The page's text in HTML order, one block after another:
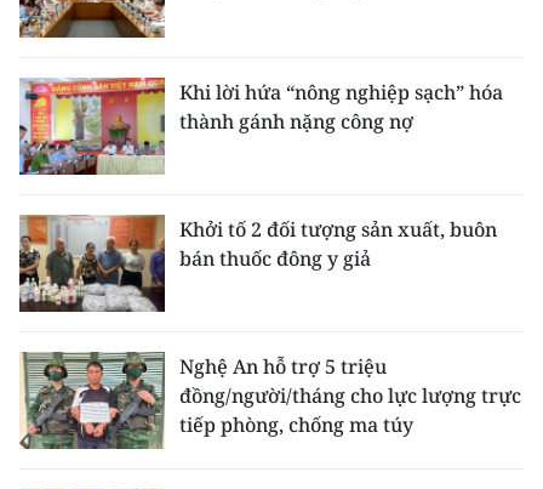
Khi lời hứa “nông nghiệp sạch” hóa
thành gánh nặng công nợ
Khởi tố 2 đối tượng sản xuất, buôn
bán thuốc đông y giả
Nghệ An hỗ trợ 5 triệu
đồng/người/tháng cho lực lượng trực
tiếp phòng, chống ma túy